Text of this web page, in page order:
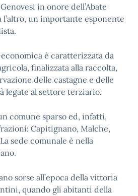
in onore dell’Abate
un importante esponente
è caratterizzata da
finalizzata alla raccolta,
delle castagne e delle
legate al settore terziario.
comune sparso ed, infatti,
Capitignano, Malche,
sede comunale è nella
sorse all’epoca della vittoria
quando gli abitanti della